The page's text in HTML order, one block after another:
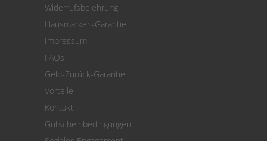
Cookie Einstellungen
Widerrufsbelehrung
Hausmarken-Garantie
Impressum
FAQs
Geld-Zurück-Garantie
Vorteile
Kontakt
Gutscheinbedingungen